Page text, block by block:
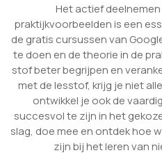
Het actief
praktijkvoorbeelden is een
de gratis cursussen van
te doen en de theorie in de
stof beter begrijpen en
met de lesstof, krijg je niet
ontwikkel je ook de
succesvol te zijn in het
slag, doe mee en ontdek hoe
zijn bij het leren van